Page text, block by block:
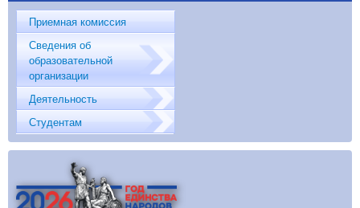
Приемная комиссия
Сведения об
образовательной
организации
Деятельность
Студентам